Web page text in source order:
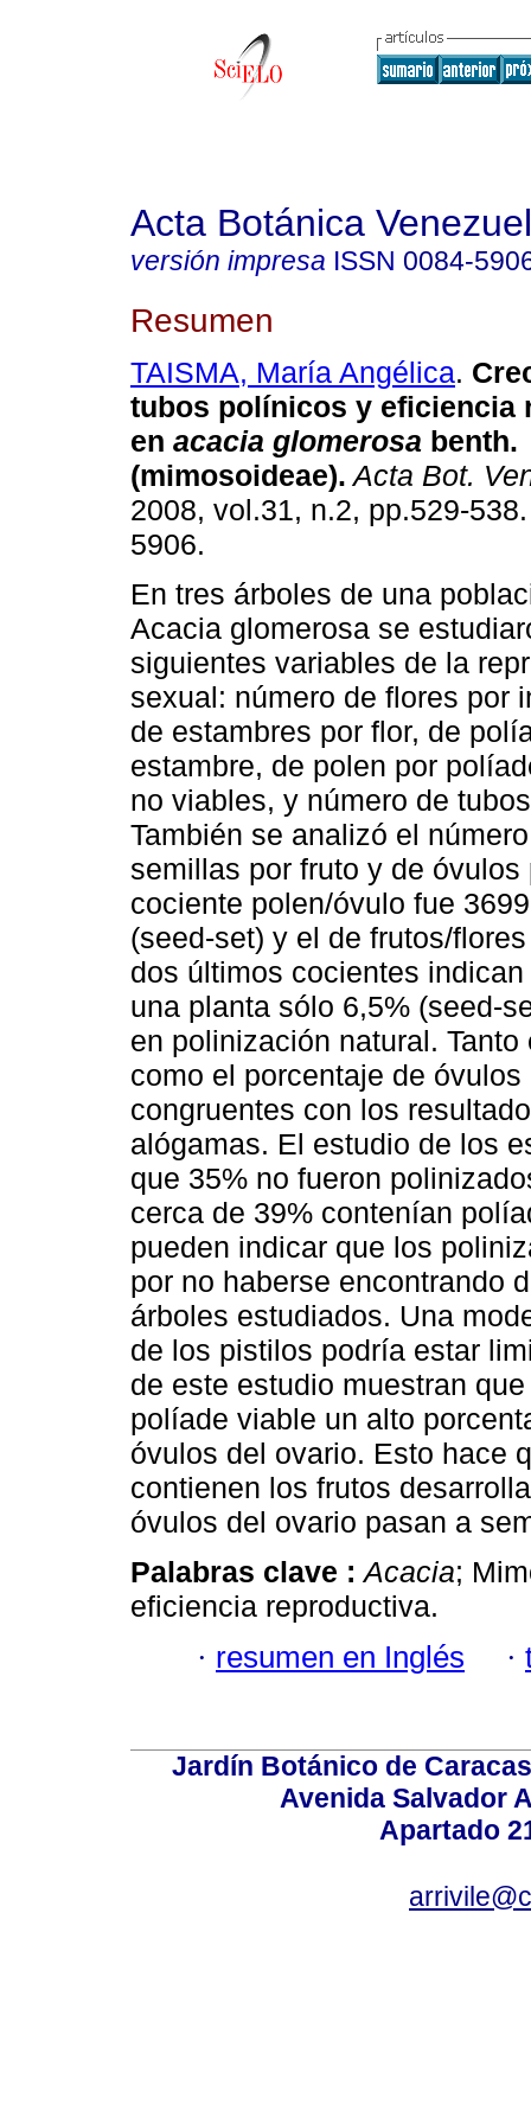
Acta Botánica
versión impresa ISSN 0084-
Resumen
TAISMA, María Angélica.
tubos polínicos y eficiencia
en acacia glomerosa benth.
(mimosoideae). Acta Bot.
2008, vol.31, n.2, pp.529-
5906.
En tres árboles de una
Acacia glomerosa se
siguientes variables de la
sexual: número de flores por
de estambres por flor, de
estambre, de polen por
no viables, y número de
También se analizó el
semillas por fruto y de
cociente polen/óvulo fue
(seed-set) y el de frutos/
dos últimos cocientes
una planta sólo 6,5% (seed-
en polinización natural.
como el porcentaje de
congruentes con los
alógamas. El estudio de los
que 35% no fueron
cerca de 39% contenían
pueden indicar que los
por no haberse encontrando
árboles estudiados. Una
de los pistilos podría estar
de este estudio muestran
políade viable un alto
óvulos del ovario. Esto hace
contienen los frutos
óvulos del ovario pasan a
Palabras clave :Acacia;
eficiencia reproductiva.
· resumen en Inglés ·
Jardín Botánico de
Avenida Salvador
Apartado